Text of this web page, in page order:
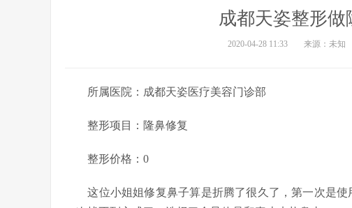
成都天姿整形做
2020-04-28 11:33 来源：未知
所属医院：成都天姿医疗美容门诊部
整形项目：隆鼻修复
整形价格：0
这位小姐姐修复鼻子算是折腾了很久了，第一次是使